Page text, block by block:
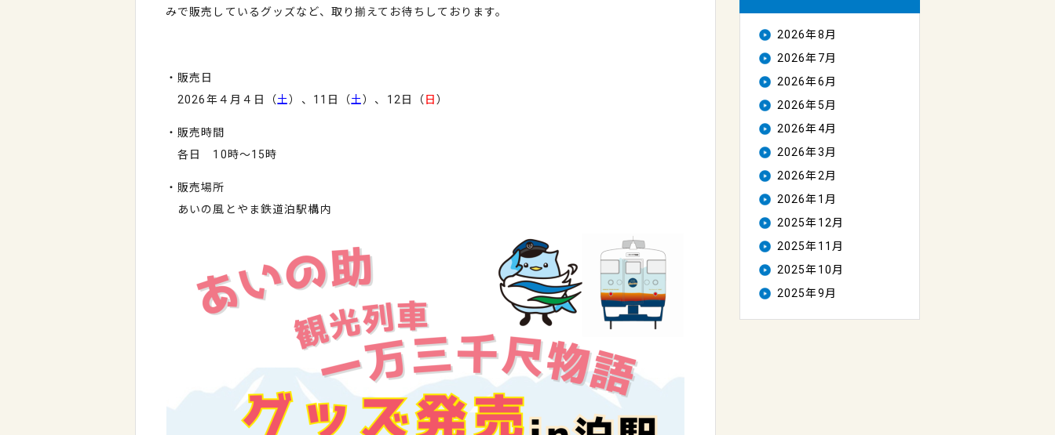
みで販売しているグッズなど、取り揃えてお待ちしております。
・販売日
2026年４月４日（土 ）、11日（土 ）、12日（ 日 ）
・販売時間
各日 10時～15時
・販売場所
あいの風とやま鉄道泊駅構内
2026年8月
2026年7月
2026年6月
2026年5月
2026年4月
2026年3月
2026年2月
2026年1月
2025年12月
2025年11月
2025年10月
2025年9月